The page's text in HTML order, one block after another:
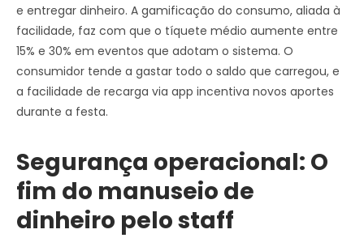
e entregar dinheiro. A gamificação do consumo, aliada à
facilidade, faz com que o tíquete médio aumente entre
15% e 30% em eventos que adotam o sistema. O
consumidor tende a gastar todo o saldo que carregou, e
a facilidade de recarga via app incentiva novos aportes
durante a festa.
Segurança operacional: O
fim do manuseio de
dinheiro pelo staff